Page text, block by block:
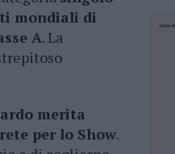
mondiali di
A. La
merita
per lo Show.